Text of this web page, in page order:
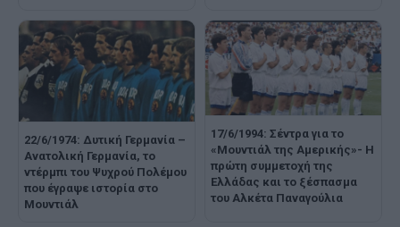
22/6/1974: Δυτική Γερμανία –
Ανατολική Γερμανία, το
ντέρμπι του Ψυχρού Πολέμου
που έγραψε ιστορία στο
Μουντιάλ
17/6/1994: Σέντρα για το
«Μουντιάλ της Αμερικής»- Η
πρώτη συμμετοχή της
Ελλάδας και το ξέσπασμα
του Αλκέτα Παναγούλια